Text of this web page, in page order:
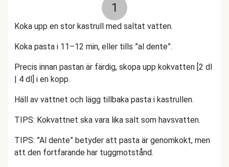
1
Koka upp en stor kastrull med saltat vatten.
Koka pasta i 11–12 min, eller tills ”al dente”.
Precis innan pastan är färdig, skopa upp kokvatten [2 dl
| 4 dl] i en kopp.
Häll av vattnet och lägg tillbaka pasta i kastrullen.
TIPS: Kokvattnet ska vara lika salt som havsvatten.
TIPS: ”Al dente” betyder att pasta är genomkokt, men
att den fortfarande har tuggmotstånd.